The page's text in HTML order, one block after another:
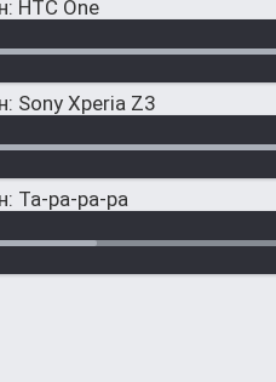
HTC One
Sony Xperia Z3
Та-ра-ра-ра